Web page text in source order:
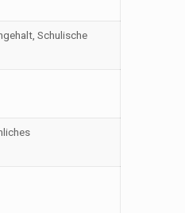
Schulische